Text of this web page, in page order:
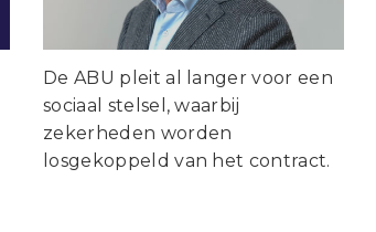
De ABU pleit al langer voor een
sociaal stelsel, waarbij
zekerheden worden
losgekoppeld van het contract.